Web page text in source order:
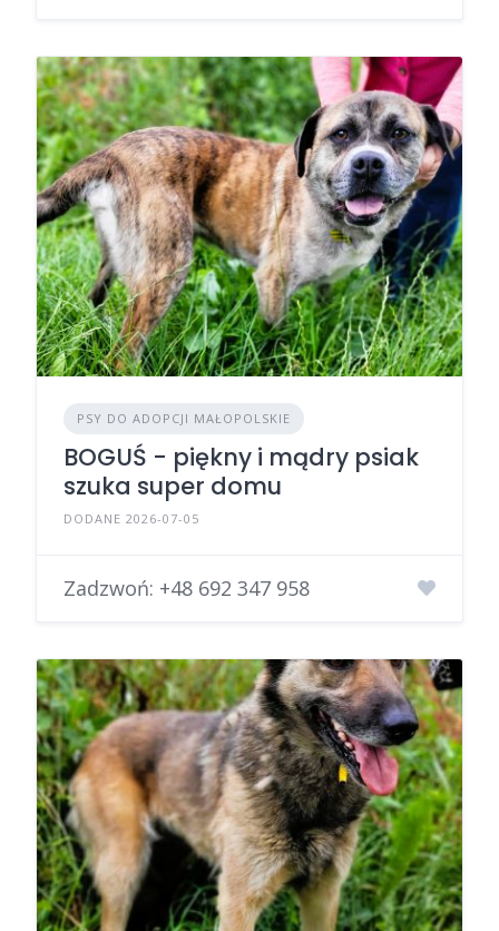
PSY DO ADOPCJI MAŁOPOLSKIE
BOGUŚ - piękny i mądry psiak
szuka super domu
DODANE 2026-07-05
Zadzwoń: +48 692 347 958